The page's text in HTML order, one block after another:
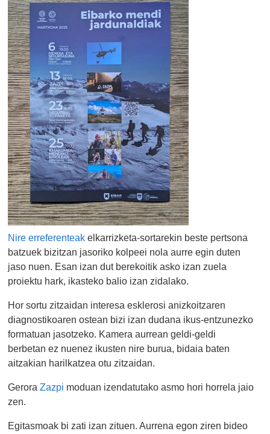
Nire erreferenteak elkarrizketa-sortarekin beste pertsona
batzuek bizitzan jasoriko kolpeei nola aurre egin duten
jaso nuen. Esan izan dut berekoitik asko izan zuela
proiektu hark, ikasteko balio izan zidalako.
Hor sortu zitzaidan interesa esklerosi anizkoitzaren
diagnostikoaren ostean bizi izan dudana ikus-entzunezko
formatuan jasotzeko. Kamera aurrean geldi-geldi
berbetan ez nuenez ikusten nire burua, bidaia baten
aitzakian harilkatzea otu zitzaidan.
GeroraZazpi moduan izendatutako asmo hori horrela jaio
zen.
Egitasmoak bi zati izan zituen. Aurrena egon ziren bideo